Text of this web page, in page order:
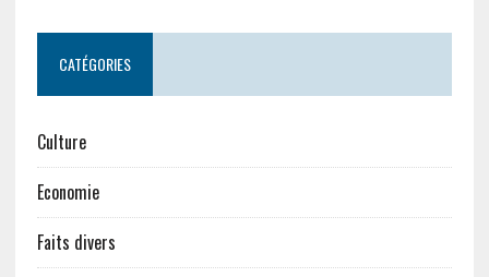
CATÉGORIES
Culture
Economie
Faits divers